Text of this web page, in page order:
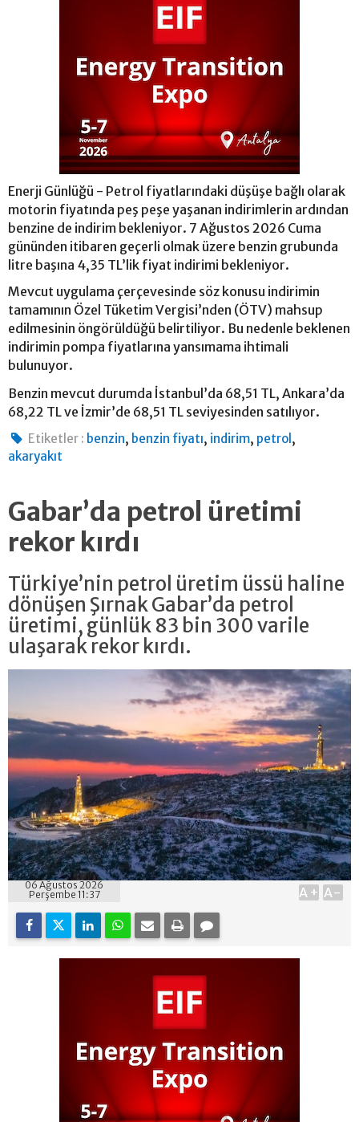
Enerji Günlüğü - Petrol fiyatlarındaki düşüşe bağlı olarak
motorin fiyatında peş peşe yaşanan indirimlerin ardından
benzine de indirim bekleniyor. 7 Ağustos 2026 Cuma
gününden itibaren geçerli olmak üzere benzin grubunda
litre başına 4,35 TL’lik fiyat indirimi bekleniyor.
Mevcut uygulama çerçevesinde söz konusu indirimin
tamamının Özel Tüketim Vergisi’nden (ÖTV) mahsup
edilmesinin öngörüldüğü belirtiliyor. Bu nedenle beklenen
indirimin pompa fiyatlarına yansımama ihtimali
bulunuyor.
Benzin mevcut durumda İstanbul’da 68,51 TL, Ankara’da
68,22 TL ve İzmir’de 68,51 TL seviyesinden satılıyor.
Etiketler : benzin, benzin fiyatı, indirim, petrol ,
akaryakıt
Gabar’da petrol üretimi
rekor kırdı
Türkiye’nin petrol üretim üssü haline
dönüşen Şırnak Gabar’da petrol
üretimi, günlük 83 bin 300 varile
ulaşarak rekor kırdı.
06 Ağustos 2026
Perşembe 11:37
A+ A-